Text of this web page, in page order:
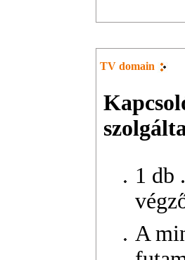
TV domain
1 db
A